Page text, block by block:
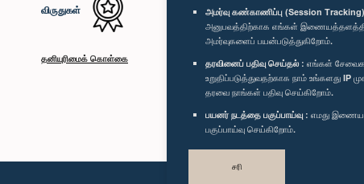
அமர்வு கண்காணிப்பு (Session
அனுபவத்திற்காக எங்கள்
அமர்வுகளைப் பயன்படுத்துகிறோம்.
தரவினைப் பதிவு செய்தல் : எங்கள்
உறுதிப்படுத்துவதற்காக நாம் உங்களது IP
தரவை நாங்கள் பதிவு செய்கிறோம்.
பயனர் நடத்தை பகுப்பாய்வு : எமது
பகுப்பாய்வு செய்கிறோம்.
சரி
விருதுகள்
தனியுரிமைக் கொள்கை